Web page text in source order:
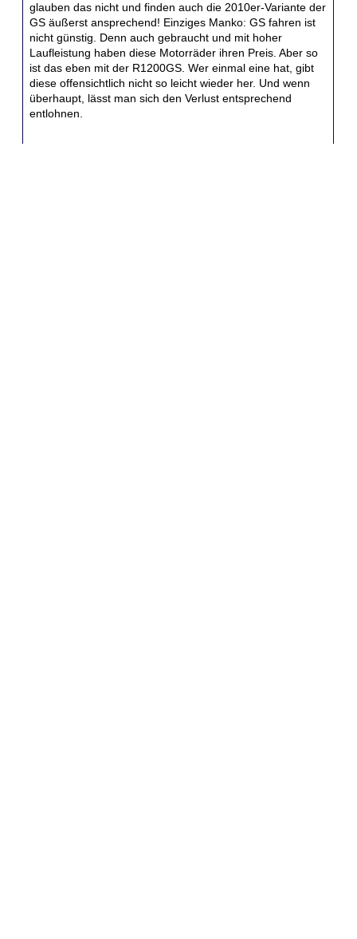
glauben das nicht und finden auch die 2010er-Variante der
GS äußerst ansprechend! Einziges Manko: GS fahren ist
nicht günstig. Denn auch gebraucht und mit hoher
Laufleistung haben diese Motorräder ihren Preis. Aber so
ist das eben mit der R1200GS. Wer einmal eine hat, gibt
diese offensichtlich nicht so leicht wieder her. Und wenn
überhaupt, lässt man sich den Verlust entsprechend
entlohnen.